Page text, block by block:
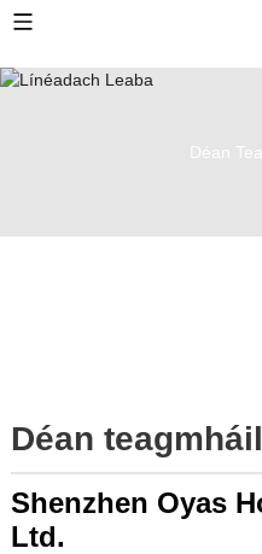
Déan
Déan
Shenzhen Oyas
Ltd.